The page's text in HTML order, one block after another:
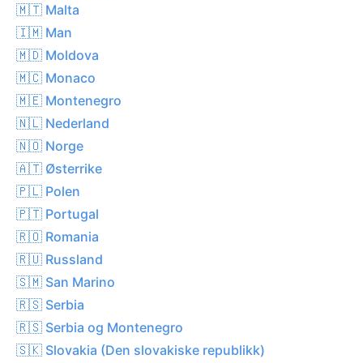
🇲🇹 Malta
🇮🇲 Man
🇲🇩 Moldova
🇲🇨 Monaco
🇲🇪 Montenegro
🇳🇱 Nederland
🇳🇴 Norge
🇦🇹 Østerrike
🇵🇱 Polen
🇵🇹 Portugal
🇷🇴 Romania
🇷🇺 Russland
🇸🇲 San Marino
🇷🇸 Serbia
🇷🇸 Serbia og Montenegro
🇸🇰 Slovakia (Den slovakiske republikk)